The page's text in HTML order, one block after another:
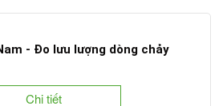
- Đo lưu lượng dòng chảy
Chi tiết